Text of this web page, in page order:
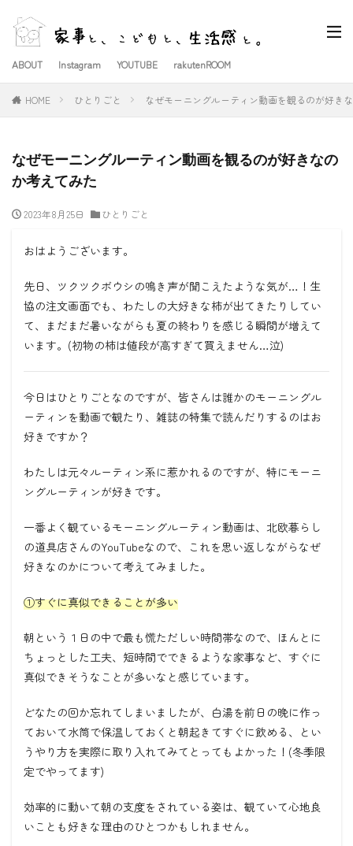
ABOUT Instagram YOUTUBE rakutenROOM
HOME ひとりごと なぜモーニングルーティン動画を観るのが好き
なぜモーニングルーティン動画を観るのが好きなの
か考えてみた
2023年8月25日 ひとりごと
おはようございます。
先日、ツクツクボウシの鳴き声が聞こえたような気が… ！生
協の注文画面でも、わたしの大好きな柿が出てきたりしてい
て、まだまだ暑いながらも夏の終わりを感じる瞬間が増えて
います。 (初物の柿は値段が高すぎて買えません…泣)
今日はひとりごとなのですが、皆さんは誰かのモーニングル
ーティンを動画で観たり、雑誌の特集で読んだりするのはお
好きですか？
わたしは元々ルーティン系に惹かれるのですが、特にモーニ
ングルーティンが好きです。
一番よく観ているモーニングルーティン動画は、北欧暮らし
の道具店さんのYouTubeなので、これを思い返しながらなぜ
好きなのかについて考えてみました。
①すぐに真似できることが多い
朝という１日の中で最も慌ただしい時間帯なので、ほんとに
ちょっとした工夫、短時間でできるような家事など、すぐに
真似できそうなことが多いなと感じています。
どなたの回か忘れてしまいましたが、白湯を前日の晩に作っ
ておいて水筒で保温しておくと朝起きてすぐに飲める、とい
うやり方を実際に取り入れてみてとってもよかった！ (冬季限
定でやってます)
効率的に動いて朝の支度をされている姿は、観ていて心地良
いことも好きな理由のひとつかもしれません。